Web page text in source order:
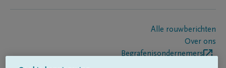
Alle rouwberichten
Over ons
Begrafenisondernemers